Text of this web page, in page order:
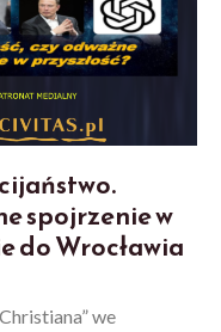
spojrzenie w
do Wrocławia
we